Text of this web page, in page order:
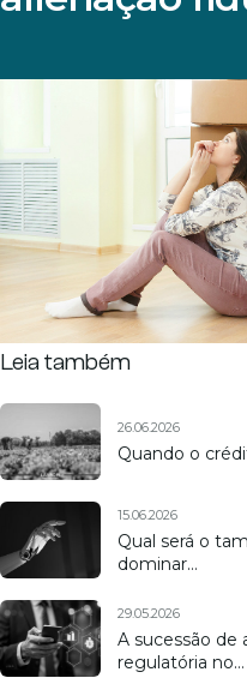
Leia também
26.06.2026
Quando o
15.06.2026
Qual será o
dominar…
29.05.2026
A sucessão de
regulatória no…